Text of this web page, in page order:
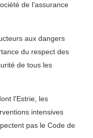
de l'assurance
aux dangers
du respect des
de tous les
l'Estrie, les
intensives
pas le Code de